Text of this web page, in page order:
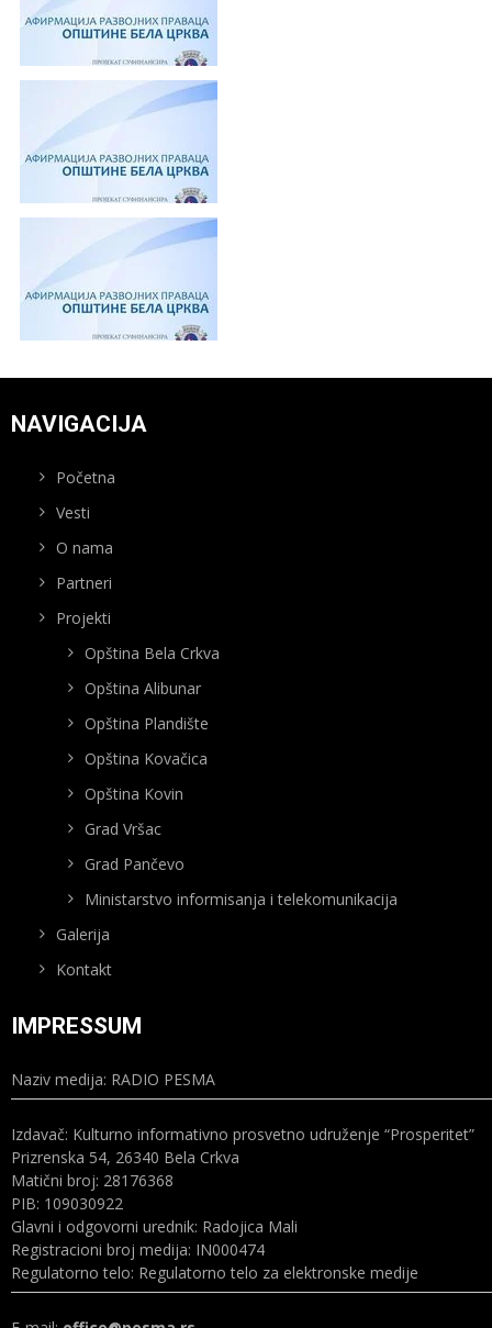
NAVIGACIJA
Početna
Vesti
O nama
Partneri
Projekti
Opština Bela Crkva
Opština Alibunar
Opština Plandište
Opština Kovačica
Opština Kovin
Grad Vršac
Grad Pančevo
Ministarstvo informisanja i telekomunikacija
Galerija
Kontakt
IMPRESSUM
Naziv medija: RADIO PESMA
Izdavač: Kulturno informativno prosvetno udruženje “Prosperitet”
Prizrenska 54, 26340 Bela Crkva
Matični broj: 28176368
PIB: 109030922
Glavni i odgovorni urednik: Radojica Mali
Registracioni broj medija: IN000474
Regulatorno telo: Regulatorno telo za elektronske medije